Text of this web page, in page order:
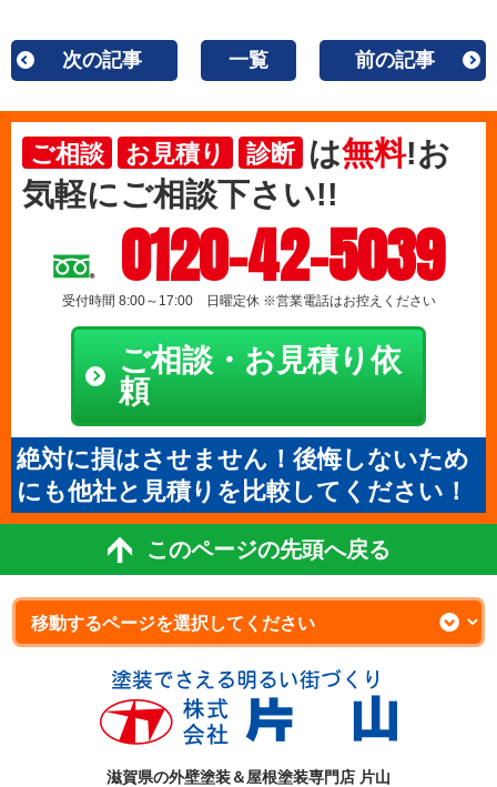
次の記事 一覧 前の記事
ご相談 お見積り 診断 は無料!お
気軽にご相談下さい!!
0120-42-5039
受付時間 8:00～17:00 日曜定休 ※営業電話はお控えください
ご相談・お見積り依
頼
絶対に損はさせません！後悔しないため
にも他社と見積りを比較してください！
このページの先頭へ戻る
滋賀県の外壁塗装＆屋根塗装専門店 片山